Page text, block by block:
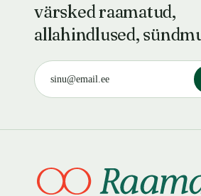
värsked raamatud,
allahindlused,